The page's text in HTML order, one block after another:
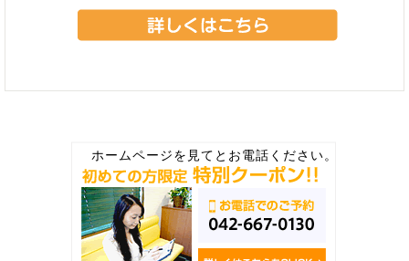
ホームページを見てとお電話ください。